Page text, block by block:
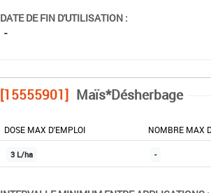
DATE DE FIN D'UTILISATION :
-
[15555901] Maïs*Désherbage
DOSE MAX D'EMPLOI NOMBRE MAX
3 L/ha -